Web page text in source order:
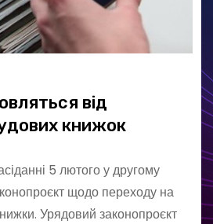
від
книжок
5 лютого у другому
щодо переходу на
Урядовий законопроєкт